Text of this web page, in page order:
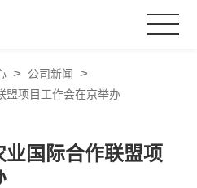
> 公司新闻 >
盟项目工作会在京举办
业国际合作联盟项